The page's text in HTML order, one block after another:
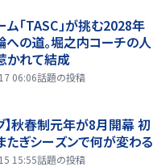
「TASC」が挑む2028年
への道。堀之内コーチの人
かれて結成
06:06話題の投稿
】秋春制元年が8月開幕 初
たぎシーズンで何が変わる
15:55話題の投稿